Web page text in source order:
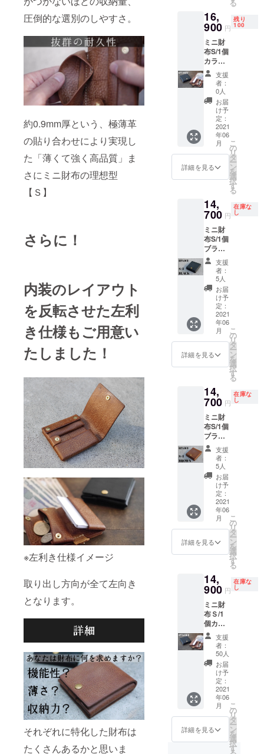
圧倒的な選別のしやすさ。
約0.9mm厚という、極薄革
の貼り合わせにより実現し
た「薄くて強く高品質」ま
さにミニ財布の理想型
【Ｓ】
さらに！
内装のレイアウト
を反転させた左利
き仕様もご用意い
たしました！
※左利き仕様イメージ
取り出し方向が全て左向き
となります。
それぞれに特化した財布は
たくさんあるかと思いま
様のご意見
や、温かい
声援に支え
られ、感謝
の想いを作
品に反映出
来ればと、
精進の毎日
17900
円の
2000円
OFF】 ※
このリ
ターン
は送
料・税
込で
す。 ※
天然素
材、ハ
ンドメ
イドと
いう性
質上、
それぞ
りま
す。そ
た部分
も含
め、革
の魅力
として
ご理解
いただ
きたく
思いま
す。 ※
ご注文
状況、
使用部
材の供
上の都
合等に
より出
荷時期
が遅れ
る場合
があり
ます。
る
16,
900 円
残り
100
ミニ財
布S/1個
カラー
はブ
ラック
orブラ
ウン、
右利き
仕様、
左利き
仕様か
らお選
びくだ
さい。
【販売
17900
円の
1000円
OFF】 ※
このリ
ターン
は送
料・税
込で
す。 ※
天然素
材、ハ
ンドメ
イドと
いう性
質上、
それぞ
りま
す。そ
た部分
も含
め、革
の魅力
として
ご理解
いただ
きたく
思いま
す。 ※
ご注文
状況、
使用部
材の供
上の都
合等に
より出
荷時期
が遅れ
る場合
があり
ます。
支援
者：
0人
お届
け予
定：
2021
年06
月
詳細を見る
こ
の
リ
タ
ー
ン
を
選
択
す
る
14,
700 円
在庫な
し
ミニ財
布S/1個
ブラッ
ク、右
利き仕
様、左
利き仕
様から
お選び
くださ
い。
【販売
予定価
格
17900
OFF】 ※
このリ
ターン
は送
料・税
込で
す。 ※
天然素
材、ハ
ンドメ
イドと
いう性
質上、
それぞ
れ微妙
に表情
が異な
た部分
も含
の魅力
として
ご理解
いただ
きたく
思いま
す。 ※
ご注文
状況、
使用部
材の供
給状
況、製
造工程
支援
者：
5人
お届
け予
定：
2021
年06
月
詳細を見る
こ
の
リ
タ
ー
ン
を
選
択
す
る
14,
700 円
在庫な
し
ミニ財
布S/1個
ブラウ
ン 【販
売予定
価格
17900
円の
3200円
OFF】
右利き
仕様、
左利き
仕様か
らお選
このリ
ターン
は送
料・税
込で
す。 ※
天然素
材、ハ
ンドメ
イドと
いう性
質上、
それぞ
れ微妙
に表情
が異な
りま
支援
者：
5人
お届
け予
定：
2021
年06
月
詳細を見る
こ
の
リ
タ
ー
ン
を
選
択
す
る
14,
900 円
在庫な
し
ミニ財
布Ｓ/1
個カ
ラーは
ブラッ
クorブ
ラウ
ン、右
利き仕
様、左
利き仕
様から
お選び
くださ
い。
支援
者：
50人
お届
け予
定：
2021
年06
月
詳細を見る
こ
の
リ
タ
ー
ン
を
選
択
す